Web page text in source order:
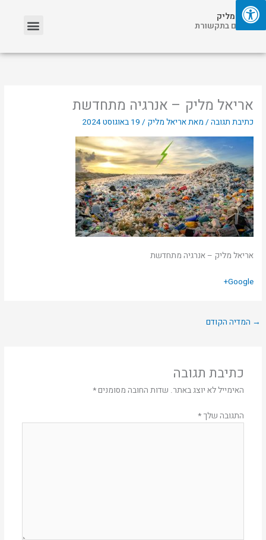
דילוג
לתוכן
אריאל מליק
אזכורים בתקשורת
אריאל מליק – אנרגיה מתחדשת
כתיבת תגובה / מאתאריאל מליק / 19 באוגוסט 2024
אריאל מליק – אנרגיה מתחדשת
Google+
→ המדיה הקודם
כתיבת תגובה
האימייל לא יוצג באתר. שדות החובה מסומנים*
התגובה שלך *